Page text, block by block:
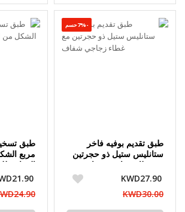
-7%حسم
طبق تقديم بوفيه فاخر
ستانليس ستيل ذو حجرتين
مع غطاء زجاجي شفاف
KWD27.90
KWD30.00
طبق
مربع
المقاوم